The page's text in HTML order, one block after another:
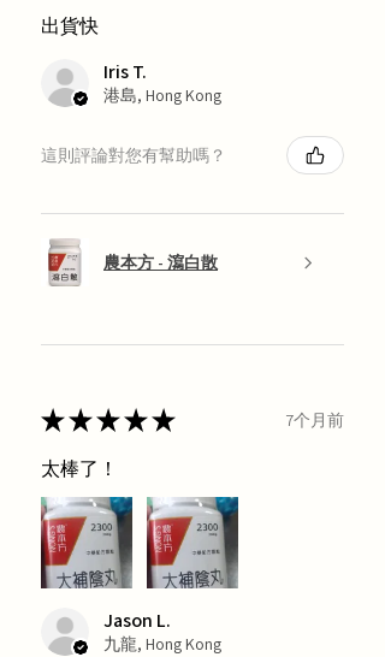
出貨快
Iris T.
港島, Hong Kong
這則評論對您有幫助嗎？
農本方 - 瀉白散
★★★★★ 7个月前
太棒了！
Jason L.
九龍, Hong Kong